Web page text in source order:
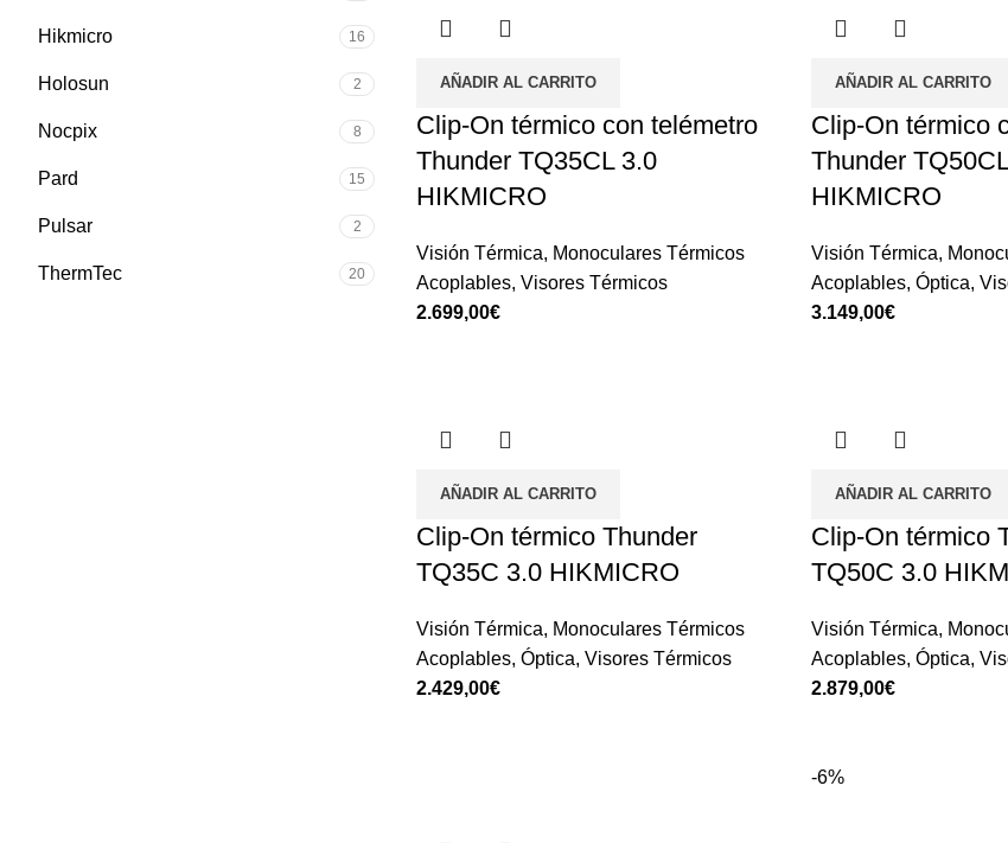
Hikmicro 16
Holosun 2
Nocpix 8
Pard 15
Pulsar 2
ThermTec 20
AÑADIR AL CARRITO
Clip-On térmico con telémetro
Thunder TQ35CL 3.0
HIKMICRO
Visión Térmica, Monoculares Térmicos
Acoplables, Visores Térmicos
€
AÑADIR AL CARRITO
Clip-On térmico
Thunder
HIKMICRO
Visión Térmica,
Acoplables, Óptica,
€
AÑADIR AL CARRITO
Clip-On térmico Thunder
TQ35C 3.0 HIKMICRO
Visión Térmica, Monoculares Térmicos
Acoplables, Óptica, Visores Térmicos
€
AÑADIR AL CARRITO
Clip-On térmico
TQ50C 3.0
Visión Térmica,
Acoplables, Óptica,
€
-6%